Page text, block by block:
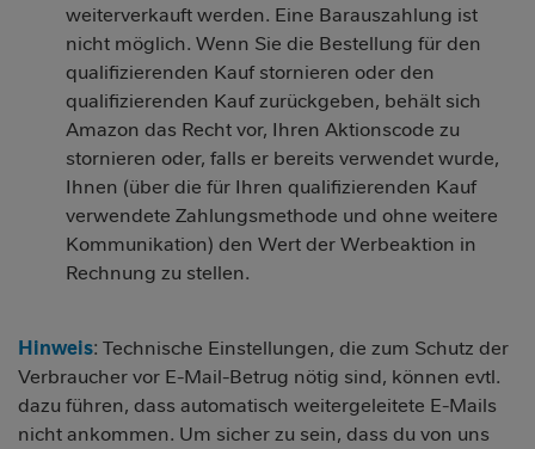
weiterverkauft werden. Eine Barauszahlung ist
nicht möglich. Wenn Sie die Bestellung für den
qualifizierenden Kauf stornieren oder den
qualifizierenden Kauf zurückgeben, behält sich
Amazon das Recht vor, Ihren Aktionscode zu
stornieren oder, falls er bereits verwendet wurde,
Ihnen (über die für Ihren qualifizierenden Kauf
verwendete Zahlungsmethode und ohne weitere
Kommunikation) den Wert der Werbeaktion in
Rechnung zu stellen.
Hinweis: Technische Einstellungen, die zum Schutz der
Verbraucher vor E-Mail-Betrug nötig sind, können evtl.
dazu führen, dass automatisch weitergeleitete E-Mails
nicht ankommen. Um sicher zu sein, dass du von uns